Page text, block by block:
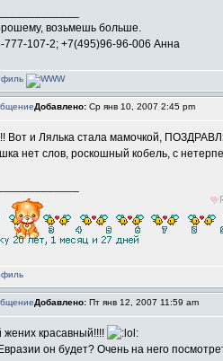
возьмешь больше.
777-107-2; +7(495)96-96-006 Анна
Добавлено: Ср янв 10, 2007 2:45 pm
Вот и Лялька стала мамочкой,
нет слов, роскошный кобель, с
Добавлено: Пт янв 12, 2007 11:59 am
жених красавный!!!!
он будет? Очень на него